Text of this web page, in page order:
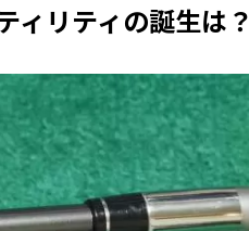
ィリティの誕生は？